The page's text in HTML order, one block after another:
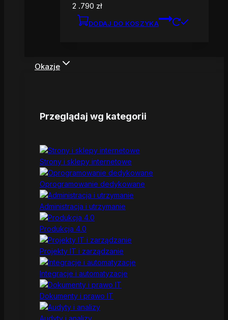
2 .790 zł
DODAJ DO KOSZYKA
Okazje
Przeglądaj wg kategorii
Strony i sklepy internetowe
Oprogramowanie dedykowane
Administracja i utrzymanie
Produkcja 4.0
Projekty IT i zarządzanie
Integracje i automatyzacje
Dokumenty i prawo IT